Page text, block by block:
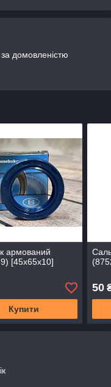
домовленістю
армований
[45x65x10]
Купити
50